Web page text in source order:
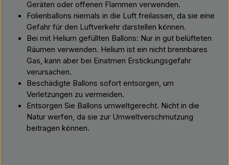
Geräten oder offenen Flammen verwenden.
Folienballons niemals in die Luft freilassen, da sie eine
Gefahr für den Luftverkehr darstellen können.
Bei mit Helium gefüllten Ballons: Nur in gut belüfteten
Räumen verwenden. Helium ist ein nicht brennbares
Gas, kann aber bei Einatmen Erstickungsgefahr
verursachen.
Beschädigte Ballons sofort entsorgen, um
Verletzungen zu vermeiden.
Entsorgen Sie Ballons umweltgerecht. Nicht in die
Natur werfen, da sie zur Umweltverschmutzung
beitragen können.